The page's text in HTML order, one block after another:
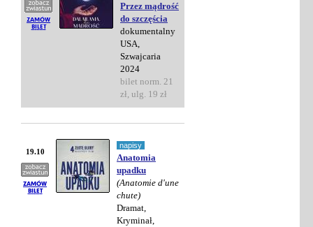
Przez mądrość
do szczęścia
dokumentalny
USA,
Szwajcaria
2024
bilet norm. 21
zł, ulg. 19 zł
19.10
napisy
Anatomia
upadku
(Anatomie d'une
chute)
Dramat,
Kryminał,